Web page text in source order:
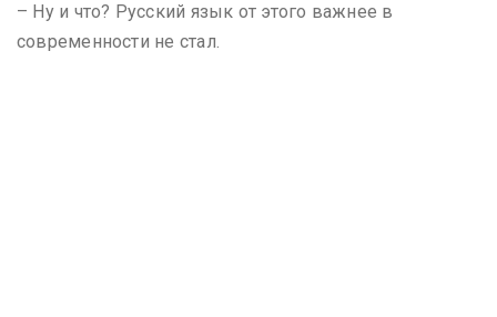
– Ну и что? Русский язык от этого важнее в
современности не стал.